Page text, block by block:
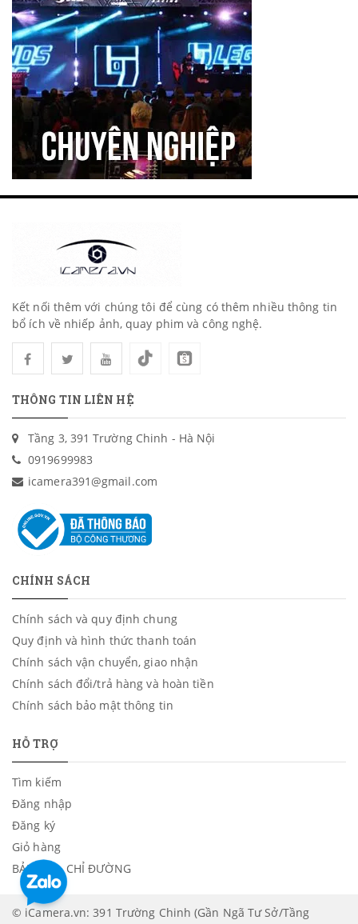
Kết nối thêm với chúng tôi để cùng có thêm nhiều thông tin
bổ ích về nhiếp ảnh, quay phim và công nghệ.
THÔNG TIN LIÊN HỆ
Tầng 3, 391 Trường Chinh - Hà Nội
0919699983
icamera391@gmail.com
CHÍNH SÁCH
Chính sách và quy định chung
Quy định và hình thức thanh toán
Chính sách vận chuyển, giao nhận
Chính sách đổi/trả hàng và hoàn tiền
Chính sách bảo mật thông tin
HỖ TRỢ
Tìm kiếm
Đăng nhập
Đăng ký
Giỏ hàng
BẢN ĐỒ - CHỈ ĐƯỜNG
© iCamera.vn: 391 Trường Chinh (Gần Ngã Tư Sở/Tầng